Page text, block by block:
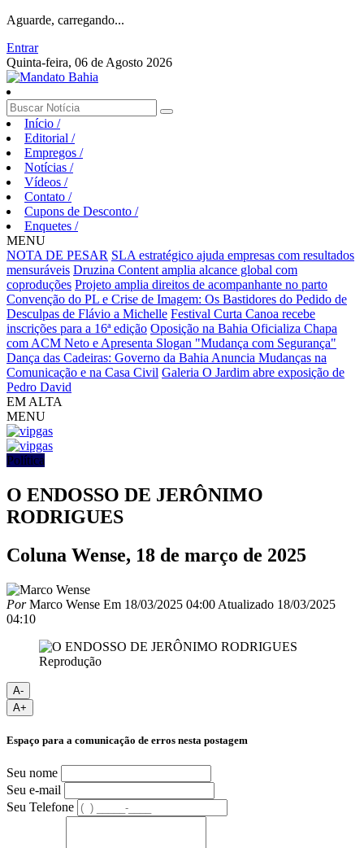
Aguarde, carregando...
Entrar
Quinta-feira, 06 de Agosto 2026
Início /
Editorial /
Empregos /
Notícias /
Vídeos /
Contato /
Cupons de Desconto /
Enquetes /
MENU
NOTA DE PESAR SLA estratégico ajuda empresas com resultados
mensuráveis Druzina Content amplia alcance global com
coproduções Projeto amplia direitos de acompanhante no parto
Convenção do PL e Crise de Imagem: Os Bastidores do Pedido de
Desculpas de Flávio a Michelle Festival Curta Canoa recebe
inscrições para a 16ª edição Oposição na Bahia Oficializa Chapa
com ACM Neto e Apresenta Slogan "Mudança com Segurança"
Dança das Cadeiras: Governo da Bahia Anuncia Mudanças na
Comunicação e na Casa Civil Galeria O Jardim abre exposição de
Pedro David
EM ALTA
MENU
Política
O ENDOSSO DE JERÔNIMO
RODRIGUES
Coluna Wense, 18 de março de 2025
PorMarco Wense Em 18/03/2025 04:00 Atualizado 18/03/2025
04:10
Reprodução
A-
A+
Espaço para a comunicação de erros nesta postagem
Seu nome
Seu e-mail
Seu Telefone